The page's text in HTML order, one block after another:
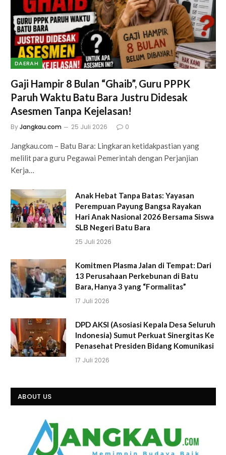
DAERAH
Gaji Hampir 8 Bulan “Ghaib”, Guru PPPK
Paruh Waktu Batu Bara Justru Didesak
Asesmen Tanpa Kejelasan!
ByJangkau.com 25 Juli 2026 0
Jangkau.com – Batu Bara: Lingkaran ketidakpastian yang
melilit para guru Pegawai Pemerintah dengan Perjanjian
Kerja…
Anak Hebat Tanpa Batas: Yayasan
Perempuan Payung Bangsa Rayakan
Hari Anak Nasional 2026 Bersama Siswa
SLB Negeri Batu Bara
25 Juli 2026
Komitmen Plasma Jalan di Tempat: Dari
13 Perusahaan Perkebunan di Batu
Bara, Hanya 3 yang “Formalitas”
17 Juli 2026
DPD AKSI (Asosiasi Kepala Desa Seluruh
Indonesia) Sumut Perkuat Sinergitas Ke
Penasehat Presiden Bidang Komunikasi
17 Juli 2026
ABOUT US